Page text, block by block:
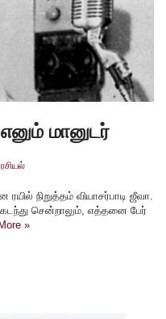
மானுடர்
நிறுத்தம் வியாசர்பாடி ஜீவா.
சென்றாலும், எத்தனை பேர்
»